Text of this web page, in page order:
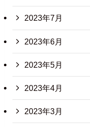
2023年7月
2023年6月
2023年5月
2023年4月
2023年3月